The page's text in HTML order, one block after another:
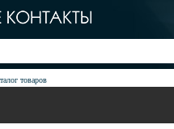
товаров